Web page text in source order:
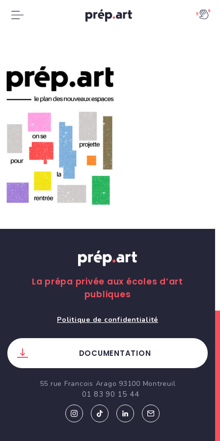
La prépa privée aux écoles d’art
publiques
Politique de confidentialité
DOCUMENTATION
55 rue Francois Arago 93100 Montreuil
01 83 90 15 44